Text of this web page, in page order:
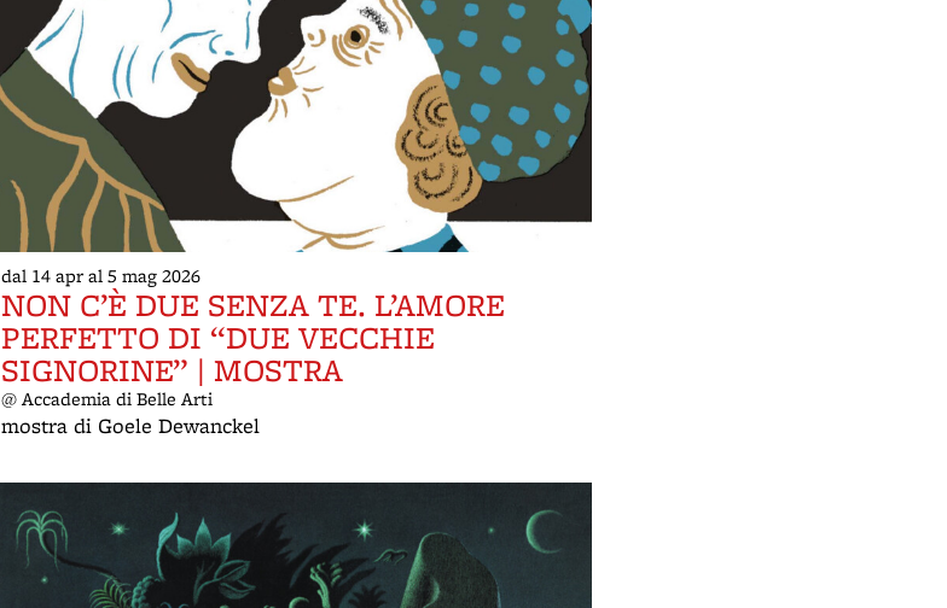
dal 14 apr al 5 mag 2026
NON C’È DUE SENZA TE. L’AMORE
PERFETTO DI “DUE VECCHIE
SIGNORINE” | MOSTRA
@ Accademia di Belle Arti
mostra di Goele Dewanckel